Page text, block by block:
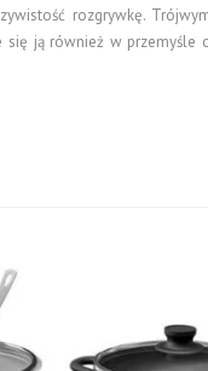
rozgrywkę.
się ją również w przemyśle